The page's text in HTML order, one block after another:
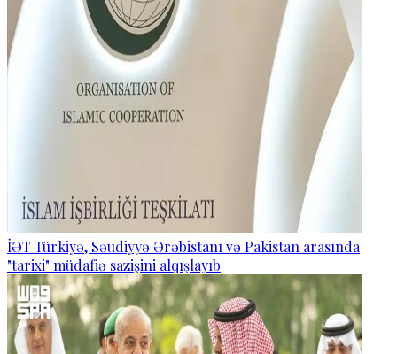
İƏT Türkiyə, Səudiyyə Ərəbistanı və Pakistan arasında
"tarixi" müdafiə sazişini alqışlayıb